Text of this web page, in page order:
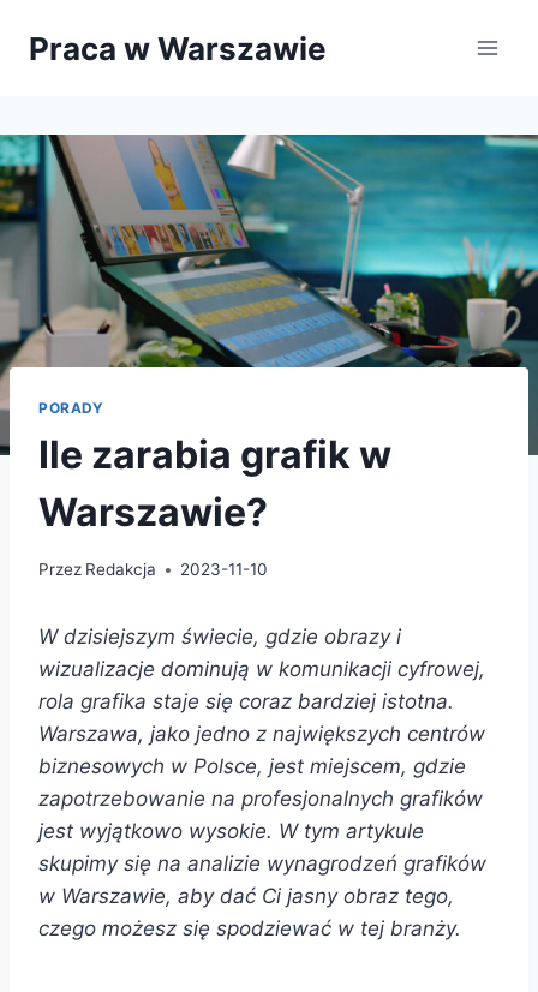
Praca w Warszawie
PORADY
Ile zarabia grafik w
Warszawie?
Przez Redakcja 2023-11-10
W dzisiejszym świecie, gdzie obrazy i
wizualizacje dominują w komunikacji cyfrowej,
rola grafika staje się coraz bardziej istotna.
Warszawa, jako jedno z największych centrów
biznesowych w Polsce, jest miejscem, gdzie
zapotrzebowanie na profesjonalnych grafików
jest wyjątkowo wysokie. W tym artykule
skupimy się na analizie wynagrodzeń grafików
w Warszawie, aby dać Ci jasny obraz tego,
czego możesz się spodziewać w tej branży.